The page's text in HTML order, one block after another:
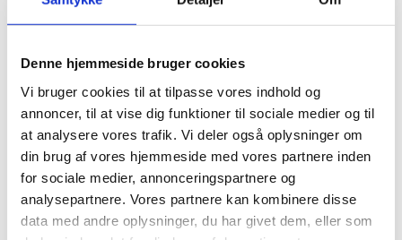
Denne hjemmeside bruger cookies
Vi bruger cookies til at tilpasse vores indhold og
annoncer, til at vise dig funktioner til sociale medier og til
at analysere vores trafik. Vi deler også oplysninger om
din brug af vores hjemmeside med vores partnere inden
for sociale medier, annonceringspartnere og
analysepartnere. Vores partnere kan kombinere disse
data med andre oplysninger, du har givet dem, eller som
Tidsplan:
Vejtrafikken bliver afspærret i syv dage,
da klapperne skal stå åben. Fra søndag
aften til søndag aften.
Uge 43 2021 til uge 10 2022:
Klapperne pakkes ind i stillads og